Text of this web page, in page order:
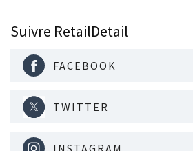
Suivre RetailDetail
FACEBOOK
TWITTER
INSTAGRAM